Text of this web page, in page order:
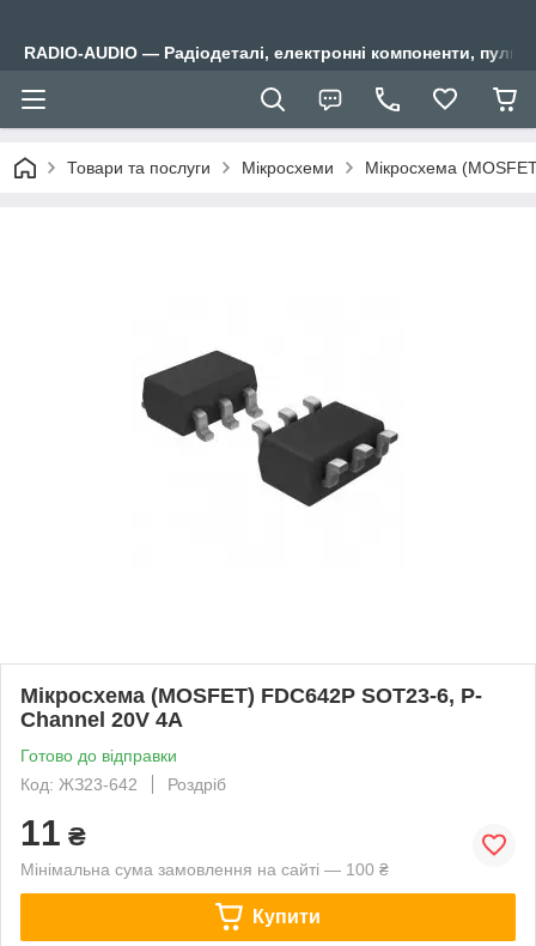
RADIO-AUDIO — Радіодеталі, електронні компоненти,
Товари та послуги Мікросхеми Мікросхема
Мікросхема (MOSFET) FDC642P SOT23-6, P-
Channel 20V 4A
Готово до відправки
Код: ЖЗ23-642
Роздріб
11 ₴
Мінімальна сума замовлення на сайті — 100 ₴
Купити